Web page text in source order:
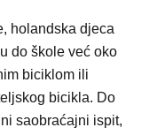
holandska djeca
do škole već oko
biciklom ili
bicikla. Do
saobraćajni ispit,